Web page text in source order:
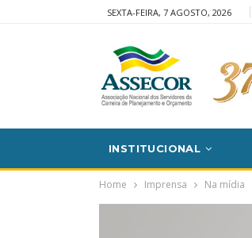
SEXTA-FEIRA, 7 AGOSTO, 2026
INSTITUCIONAL
Home Imprensa Na mídia